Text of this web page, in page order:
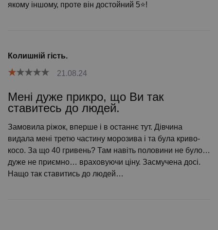
якому іншому, проте він достойний 5⭐️!
Колишній гість.
21.08.24
Мені дуже прикро, що Ви так
ставитесь до людей.
Замовила ріжок, вперше і в останнє тут. Дівчина
видала мені третю частину морозива і та була криво-
косо. За що 40 гривень? Там навіть половини не було…
дуже не приємно… враховуючи ціну. Засмучена досі.
Нащо так ставитись до людей…